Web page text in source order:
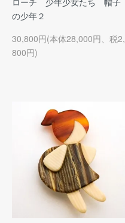
の少年２
30,800円(本体28,000円、税2,
800円)